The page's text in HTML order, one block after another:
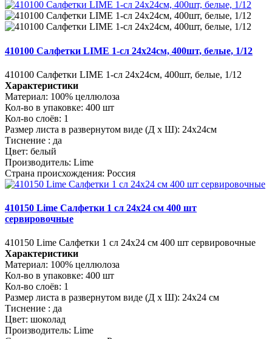
410100 Салфетки LIME 1-сл 24х24см, 400шт, белые, 1/12
410100 Салфетки LIME 1-сл 24х24см, 400шт, белые, 1/12
Характеристики
Материал: 100% целлюлоза
Кол-во в упаковке: 400 шт
Кол-во слоёв: 1
Размер листа в развернутом виде (Д х Ш): 24х24см
Тиснение : да
Цвет: белый
Производитель: Lime
Страна происхождения: Россия
410150 Lime Салфетки 1 сл 24х24 см 400 шт
сервировочные
410150 Lime Салфетки 1 сл 24х24 см 400 шт сервировочные
Характеристики
Материал: 100% целлюлоза
Кол-во в упаковке: 400 шт
Кол-во слоёв: 1
Размер листа в развернутом виде (Д х Ш): 24х24 см
Тиснение : да
Цвет: шоколад
Производитель: Lime